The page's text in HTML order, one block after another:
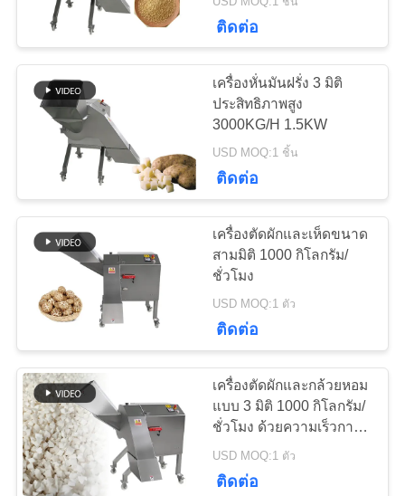
กรณี
ขอ
ทุน
แผนผัง
เว็บไซต์
นโยบาย
ความ
เครื่องแก้วสูญญา
กาศ
เครื่องทําเนื้ออ่อน
14
เครื่องตัดเนื้อชาม
27
ติดต่อ
เครื่องหั่นมันฝรั่ง 3 มิติ
ประสิทธิภาพสูง
3000KG/H 1.5KW
USD MOQ:1 ชิ้น
ติดต่อ
เครื่องตัดผักและเห็ดขนาด
สามมิติ 1000 กิโลกรัม/
ชั่วโมง
USD MOQ:1 ตัว
ติดต่อ
เครื่องตัดผักและกล้วยหอม
แบบ 3 มิติ 1000 กิโลกรัม/
ชั่วโมง ด้วยความเร็วการ
ตัดที่ปรับได้
USD MOQ:1 ตัว
ติดต่อ